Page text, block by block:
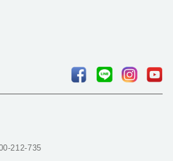
212-735